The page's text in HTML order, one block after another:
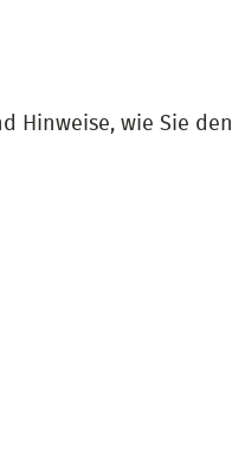
Hinweise, wie Sie den